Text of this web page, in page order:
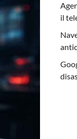
il